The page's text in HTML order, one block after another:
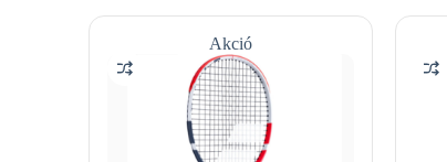
Akció